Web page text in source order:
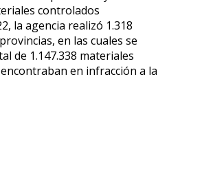
la agencia realizó 1.318
en las cuales se
de 1.147.338 materiales
en infracción a la